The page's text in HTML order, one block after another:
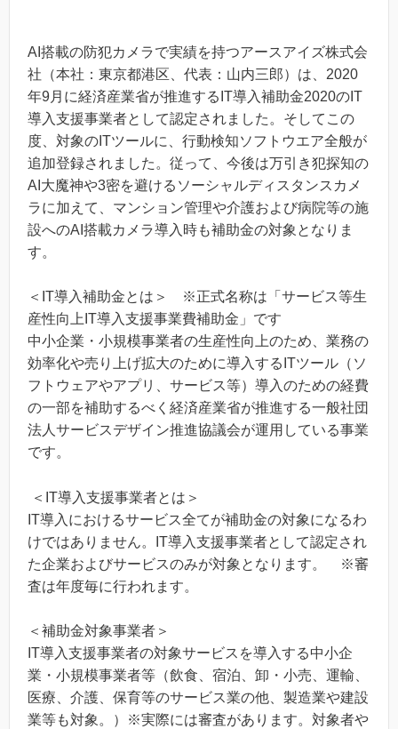
AI搭載の防犯カメラで実績を持つアースアイズ株式会
社（本社：東京都港区、代表：山内三郎）は、2020
年9月に経済産業省が推進するIT導入補助金2020のIT
導入支援事業者として認定されました。そしてこの
度、対象のITツールに、行動検知ソフトウエア全般が
追加登録されました。従って、今後は万引き犯探知の
AI大魔神や3密を避けるソーシャルディスタンスカメ
ラに加えて、マンション管理や介護および病院等の施
設へのAI搭載カメラ導入時も補助金の対象となりま
す。
＜IT導入補助金とは＞ ※正式名称は「サービス等生
産性向上IT導入支援事業費補助金」です
中小企業・小規模事業者の生産性向上のため、業務の
効率化や売り上げ拡大のために導入するITツール（ソ
フトウェアやアプリ、サービス等）導入のための経費
の一部を補助するべく経済産業省が推進する一般社団
法人サービスデザイン推進協議会が運用している事業
です。
＜IT導入支援事業者とは＞
IT導入におけるサービス全てが補助金の対象になるわ
けではありません。IT導入支援事業者として認定され
た企業およびサービスのみが対象となります。 ※審
査は年度毎に行われます。
＜補助金対象事業者＞
IT導入支援事業者の対象サービスを導入する中小企
業・小規模事業者等（飲食、宿泊、卸・小売、運輸、
医療、介護、保育等のサービス業の他、製造業や建設
業等も対象。）※実際には審査があります。対象者や